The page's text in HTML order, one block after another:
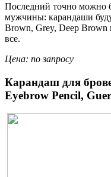
Последний точно можно
мужчины: карандаши
Brown, Grey, Deep Brown
все.
Цена: по запросу
Карандаш для
Eyebrow Pencil,